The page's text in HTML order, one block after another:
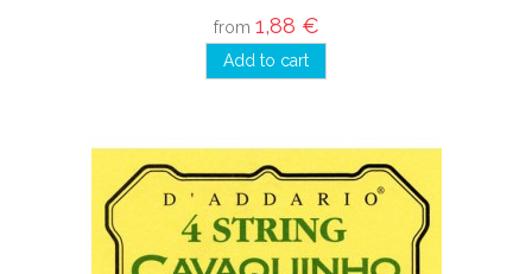
from 1,88 €
Add to cart